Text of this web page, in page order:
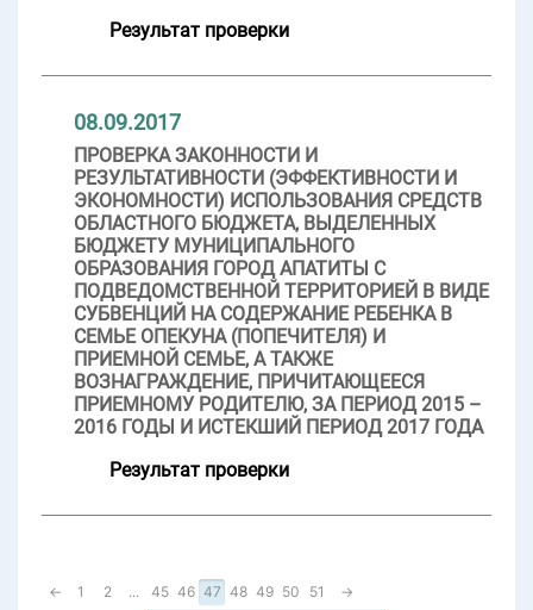
Результат проверки
08.09.2017
ПРОВЕРКА ЗАКОННОСТИ И
РЕЗУЛЬТАТИВНОСТИ (ЭФФЕКТИВНОСТИ И
ЭКОНОМНОСТИ) ИСПОЛЬЗОВАНИЯ СРЕДСТВ
ОБЛАСТНОГО БЮДЖЕТА, ВЫДЕЛЕННЫХ
БЮДЖЕТУ МУНИЦИПАЛЬНОГО
ОБРАЗОВАНИЯ ГОРОД АПАТИТЫ С
ПОДВЕДОМСТВЕННОЙ ТЕРРИТОРИЕЙ В ВИДЕ
СУБВЕНЦИЙ НА СОДЕРЖАНИЕ РЕБЕНКА В
СЕМЬЕ ОПЕКУНА (ПОПЕЧИТЕЛЯ) И
ПРИЕМНОЙ СЕМЬЕ, А ТАКЖЕ
ВОЗНАГРАЖДЕНИЕ, ПРИЧИТАЮЩЕЕСЯ
ПРИЕМНОМУ РОДИТЕЛЮ, ЗА ПЕРИОД 2015 –
2016 ГОДЫ И ИСТЕКШИЙ ПЕРИОД 2017 ГОДА
Результат проверки
← 1 2 ... 45 46 47 48 49 50 51 →